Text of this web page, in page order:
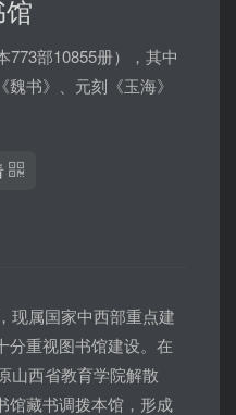
773部10855册），其中
书》、元刻《玉海》
现属国家中西部重点建
分重视图书馆建设。在
山西省教育学院解散
馆藏书调拨本馆，形成